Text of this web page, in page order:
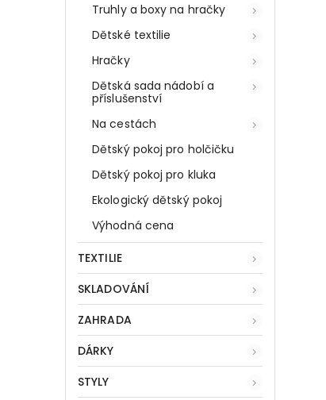
Truhly a boxy na hračky
Dětské textilie
Hračky
Dětská sada nádobí a
příslušenství
Na cestách
Dětský pokoj pro holčičku
Dětský pokoj pro kluka
Ekologický dětský pokoj
Výhodná cena
TEXTILIE
SKLADOVÁNÍ
ZAHRADA
DÁRKY
STYLY